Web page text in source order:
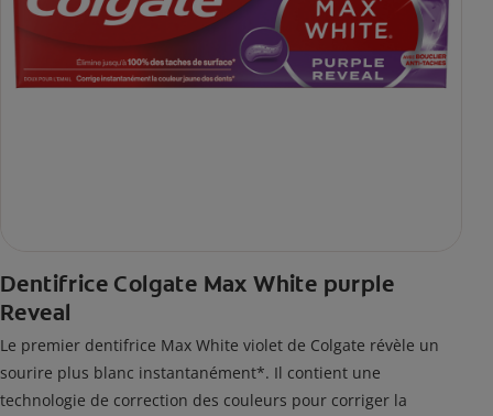
Dentifrice Colgate Max White purple
Reveal
Le premier dentifrice Max White violet de Colgate révèle un
sourire plus blanc instantanément*. Il contient une
technologie de correction des couleurs pour corriger la